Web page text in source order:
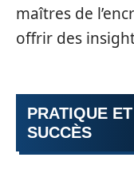
maîtres de
offrir des
PRATIQUE
SUCCÈS